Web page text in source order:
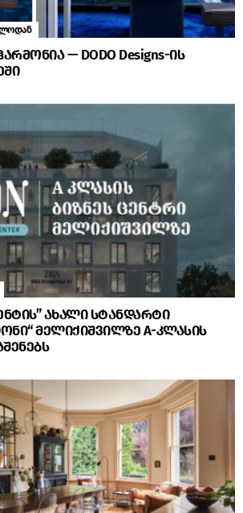
— DODO Designs-ის
ახალი სტანდარტი
მელიქიშვილზე A-კლასის